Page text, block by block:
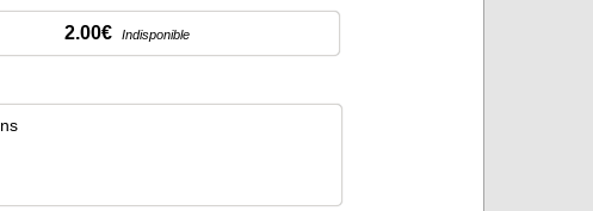
2.00€ Indisponible